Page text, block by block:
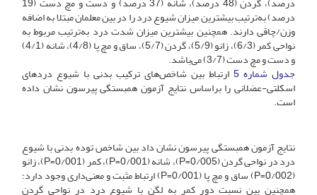
درصد) به‌ترتیب بیشترین میزان شیوع درد را در بین معلمان مبتلا به اضافه
وزن/چاقی دارند. همچنین بیشترین میزان شدت درد به‌ترتیب مربوط به
نواحی کمر (6/3)، زانو (5/9)، گردن (5/7)، ساق و مچ پا (4/8)، شانه (4/1)
و دست و مچ دست (3/7) می‌باشد.
جدول شماره 5 ارتباط بین شاخص‌های ترکیب بدنی با شیوع دردهای
اسکلتی-عضلانی را براساس نتایج آزمون همبستگی پیرسون نشان داده
است.
نتایج آزمون همبستگی پیرسون نشان داد بین شاخص توده بدنی با شیوع
درد در نواحی گردن (0/005=P)، شانه (0/001=P)، کمر (0/001=P)، زانو
(0/002=P) ساق و مچ پا (0/001=P) ارتباط مثبت و معنی‌داری وجود دارد؛
همچنین بین نسبت دور کمر به لگن با شیوع درد در نواحی گردن